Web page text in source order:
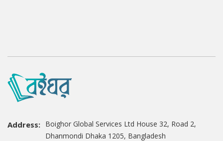
Address: Boighor Global Services Ltd House 32, Road 2,
Dhanmondi Dhaka 1205, Bangladesh